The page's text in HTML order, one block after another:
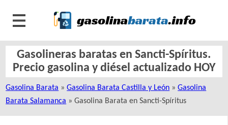
Gasolineras baratas en Sancti-Spíritus.
Precio gasolina y diésel actualizado HOY
Gasolina Barata »Gasolina Barata Castilla y León »Gasolina
Barata Salamanca » Gasolina Barata en Sancti-Spíritus